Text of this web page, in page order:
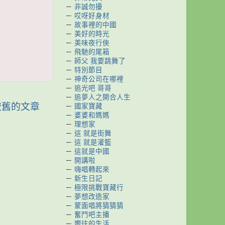
的文章
－ 非誠勿擾
－ 哎呀好身材
－ 故事裡的中國
－ 美好的時光
－ 美味夜行俠
－ 飛馳的尾箱
－ 師父 我要跳舞了
－ 特別節目
－ 神奇公司在哪裡
－ 追光吧 哥哥
－ 追夢人之開合人生
－ 國家寶藏
－ 婆婆和媽媽
－ 理想家
－ 這 就是街舞
－ 這 就是灌籃
－ 這就是中國
－ 開講啦
－ 嗨唱轉起來
－ 新生日記
－ 極限挑戰寶藏行
－ 夢想改造家
－ 蒙面唱將猜猜猜
－ 奮鬥吧主播